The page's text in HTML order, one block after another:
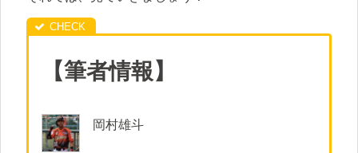
【筆者情報】
岡村雄斗